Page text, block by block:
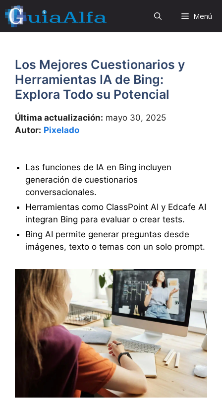
Saltar
al
contenido
Menú
Los Mejores Cuestionarios y
Herramientas IA de Bing:
Explora Todo su Potencial
Última actualización: mayo 30, 2025
Autor: Pixelado
Las funciones de IA en Bing incluyen
generación de cuestionarios
conversacionales.
Herramientas como ClassPoint AI y Edcafe AI
integran Bing para evaluar o crear tests.
Bing AI permite generar preguntas desde
imágenes, texto o temas con un solo prompt.